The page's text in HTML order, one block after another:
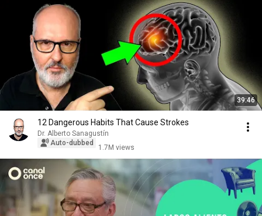
39:46
12 Dangerous Habits That Cause Strokes
Dr. Alberto Sanagustín
Auto-dubbed
1.7M views